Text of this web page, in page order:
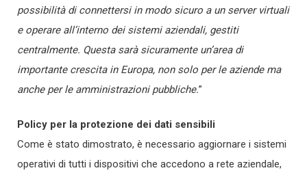
possibilità di connettersi in modo sicuro a un server virtuali
e operare all’interno dei sistemi aziendali, gestiti
centralmente. Questa sarà sicuramente un’area di
importante crescita in Europa, non solo per le aziende ma
anche per le amministrazioni pubbliche.”
Policy per la protezione dei dati sensibili
Come è stato dimostrato, è necessario aggiornare i sistemi
operativi di tutti i dispositivi che accedono a rete aziendale,